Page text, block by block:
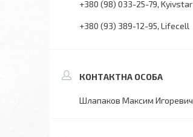
+380 (98) 033-25-79 Kyivstar
+380 (93) 389-12-95 Lifecell
Шлапаков Максим Игоревич